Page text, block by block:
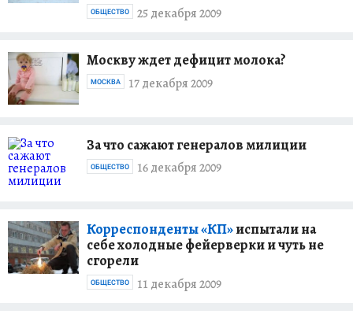
25 декабря 2009
ОБЩЕСТВО
Москву ждет дефицит молока?
17 декабря 2009
МОСКВА
За что сажают генералов милиции
16 декабря 2009
ОБЩЕСТВО
Корреспонденты «КП»испытали на
себе холодные фейерверки и чуть не
сгорели
11 декабря 2009
ОБЩЕСТВО